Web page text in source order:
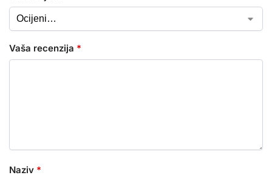
Vaša recenzija *
Naziv *